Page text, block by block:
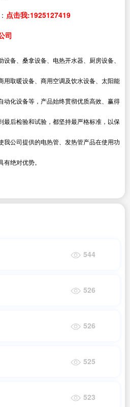
点击我:1925127419
司
备、桑拿设备、电热开水器、厨房设备、
用取暖设备、商用空调及饮水设备、太阳能
动化设备等，产品始终贯彻优质高效、赢得
最后检验和试验，都坚持最严格标准，以保
我公司提供的电热管、发热管产品在使用功
绝对优势。
544
526
526
525
523